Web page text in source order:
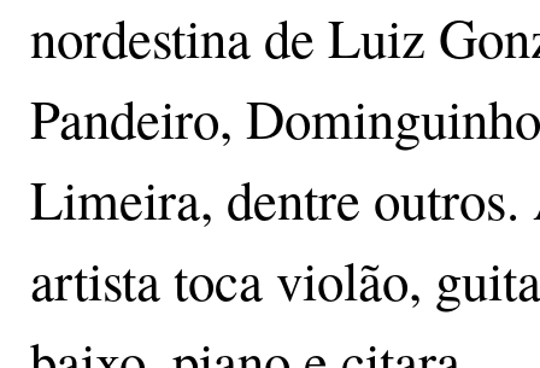
nordestina de Luiz
Pandeiro,
Limeira, dentre
artista toca violão,